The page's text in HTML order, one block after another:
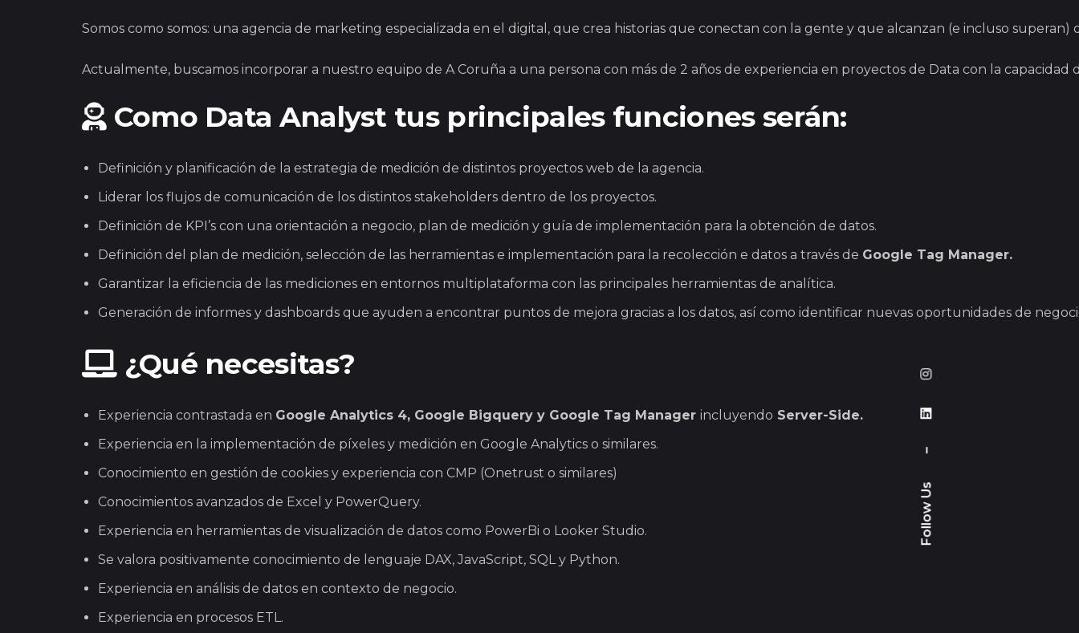
Follow Us
Somos como somos: una agencia de marketing especializada en el digital, que crea historias que conectan con la gente y que alcanzan (e incluso
Actualmente, buscamos incorporar a nuestro equipo de A Coruña a una persona con más de 2 años de experiencia en proyectos de Data con la
Como Data Analyst tus principales funciones serán:
Definición y planificación de la estrategia de medición de distintos proyectos web de la agencia.
Liderar los flujos de comunicación de los distintos stakeholders dentro de los proyectos.
Definición de KPI’s con una orientación a negocio, plan de medición y guía de implementación para la obtención de datos.
Definición del plan de medición, selección de las herramientas e implementación para la recolección e datos a través de Google Tag Manager.
Garantizar la eficiencia de las mediciones en entornos multiplataforma con las principales herramientas de analítica.
Generación de informes y dashboards que ayuden a encontrar puntos de mejora gracias a los datos, así como identificar nuevas oportunidades de
¿Qué necesitas?
Experiencia contrastada en Google Analytics 4, Google Bigquery y Google Tag Manager incluyendo Server-Side.
Experiencia en la implementación de píxeles y medición en Google Analytics o similares.
Conocimiento en gestión de cookies y experiencia con CMP (Onetrust o similares)
Conocimientos avanzados de Excel y PowerQuery.
Experiencia en herramientas de visualización de datos como PowerBi o Looker Studio.
Se valora positivamente conocimiento de lenguaje DAX, JavaScript, SQL y Python.
Experiencia en análisis de datos en contexto de negocio.
Experiencia en procesos ETL.